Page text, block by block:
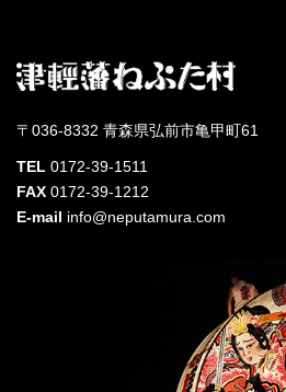
〒036-8332 青森県弘前市亀甲町61
TEL 0172-39-1511
FAX 0172-39-1212
E-mail info@neputamura.com